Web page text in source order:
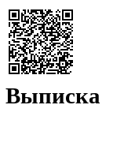
Выписка